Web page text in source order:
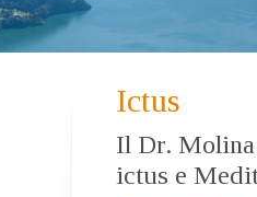
Ictus
Il Dr. Molina
ictus e